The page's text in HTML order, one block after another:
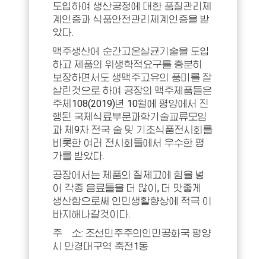
도입하여 생산공정에 대한 품질관리체
계인증과 식품안전관리체계인증을 받
았다.
맥주생산에 순간고온살균기술을 도입
하고 제품의 위생학적요구를 충분히
보장하면서도 생맥주고유의 풍미를 잘
살린것으로 하여 공장의 맥주제품들은
주체108(2019)년 10월에 평양에서 진
행된 국제식료부문과학기술교류모임
과 제9차 전국 술 및 기초식품전시회를
비롯한 여러 전시회들에서 우수한 평
가를 받았다.
공장에서는 제품의 질제고에 힘을 넣
어 각종 음료들을 더 많이, 더 맛좋게
생산함으로써 인민생활향상에 적극 이
바지해나갈것이다.
주 소: 조선민주주의인민공화국 평양
시 만경대구역 축전1동